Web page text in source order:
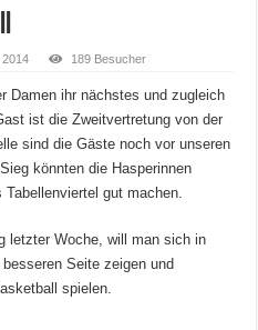
189 Besucher
Damen ihr nächstes und zugleich
ist die Zweitvertretung von der
sind die Gäste noch vor unseren
könnten die Hasperinnen
gut machen.
letzter Woche, will man sich in
Seite zeigen und
spielen.